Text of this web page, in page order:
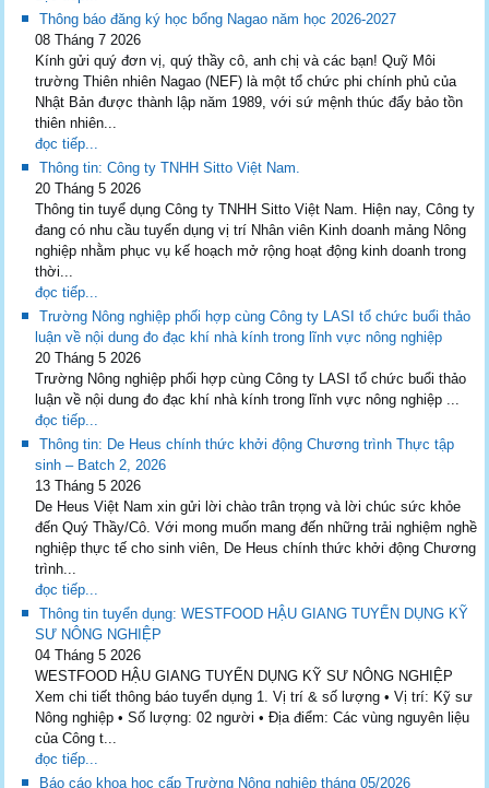
Thông báo đăng ký học bổng Nagao năm học 2026-2027
08 Tháng 7 2026
Kính gửi quý đơn vị, quý thầy cô, anh chị và các bạn! Quỹ Môi
trường Thiên nhiên Nagao (NEF) là một tổ chức phi chính phủ của
Nhật Bản được thành lập năm 1989, với sứ mệnh thúc đẩy bảo tồn
thiên nhiên...
đọc tiếp...
Thông tin: Công ty TNHH Sitto Việt Nam.
20 Tháng 5 2026
Thông tin tuyể dụng Công ty TNHH Sitto Việt Nam. Hiện nay, Công ty
đang có nhu cầu tuyển dụng vị trí Nhân viên Kinh doanh mảng Nông
nghiệp nhằm phục vụ kế hoạch mở rộng hoạt động kinh doanh trong
thời...
đọc tiếp...
Trường Nông nghiệp phối hợp cùng Công ty LASI tổ chức buổi thảo
luận về nội dung đo đạc khí nhà kính trong lĩnh vực nông nghiệp
20 Tháng 5 2026
Trường Nông nghiệp phối hợp cùng Công ty LASI tổ chức buổi thảo
luận về nội dung đo đạc khí nhà kính trong lĩnh vực nông nghiệp ...
đọc tiếp...
Thông tin: De Heus chính thức khởi động Chương trình Thực tập
sinh – Batch 2, 2026
13 Tháng 5 2026
De Heus Việt Nam xin gửi lời chào trân trọng và lời chúc sức khỏe
đến Quý Thầy/Cô. Với mong muốn mang đến những trải nghiệm nghề
nghiệp thực tế cho sinh viên, De Heus chính thức khởi động Chương
trình...
đọc tiếp...
Thông tin tuyển dụng: WESTFOOD HẬU GIANG TUYỂN DỤNG KỸ
SƯ NÔNG NGHIỆP
04 Tháng 5 2026
WESTFOOD HẬU GIANG TUYỂN DỤNG KỸ SƯ NÔNG NGHIỆP
Xem chi tiết thông báo tuyển dụng 1. Vị trí & số lượng • Vị trí: Kỹ sư
Nông nghiệp • Số lượng: 02 người • Địa điểm: Các vùng nguyên liệu
của Công t...
đọc tiếp...
Báo cáo khoa học cấp Trường Nông nghiệp tháng 05/2026